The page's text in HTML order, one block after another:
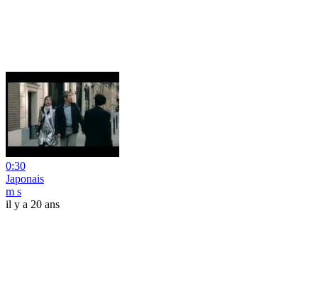
0:30
Japonais
m s
il y a 20 ans